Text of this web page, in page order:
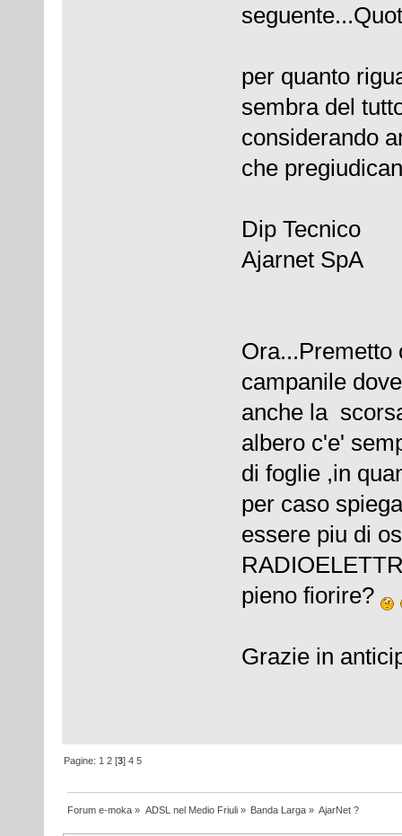
per quanto
sembra del
considerando
che
Dip Tecnico
Ajarnet SpA
campanile
anche la
albero c'e'
di foglie ,in
per caso
essere piu di
pieno fiorire?
Grazie in
Pagine: 1 2 [3]4 5
Forum e-moka » ADSL nel Medio Friuli» Banda Larga» AjarNet ?